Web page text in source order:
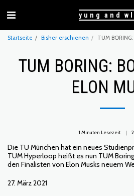
yung and
Startseite Bisher erschienen TUM
TUM BORING:
ELON
1 Minuten Lesezeit
Die TU München hat ein neues
TUM Hyperloop heißt es nun TUM
den Finalisten von Elon Musks neuem
27. März 2021